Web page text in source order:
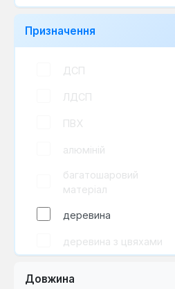
Призначення
ДСП
ЛДСП
ПВХ
алюміній
багатошаровий
матеріал
деревина
деревина з цвяхами
Довжина